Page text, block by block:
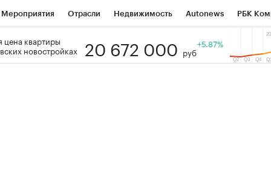
Мероприятия Отрасли Недвижимость Autonews РБК
РБК Образование Тренды
цена квартиры
новостройках
20 672 000 руб
+5.87%